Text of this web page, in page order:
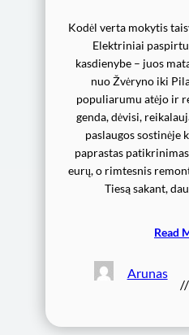
Kodėl verta mokytis
Elektriniai
kasdienybe – juos
nuo Žvėryno iki
populiarumu atėjo ir
genda, dėvisi,
paslaugos sostinėje
paprastas
eurų, o rimtesnis
Tiesą sakant,
Read
Arunas
//